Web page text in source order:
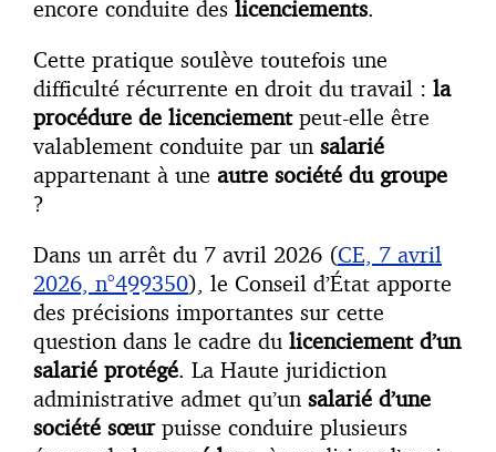
encore conduite des licenciements.
Cette pratique soulève toutefois une
difficulté récurrente en droit du travail : la
procédure de licenciementpeut-elle être
valablement conduite par un salarié
appartenant à une autre société du groupe
?
Dans un arrêt du 7 avril 2026 (CE, 7 avril
2026, n°499350), le Conseil d’État apporte
des précisions importantes sur cette
question dans le cadre du licenciement d’un
salarié protégé. La Haute juridiction
administrative admet qu’un salarié d’une
société sœurpuisse conduire plusieurs